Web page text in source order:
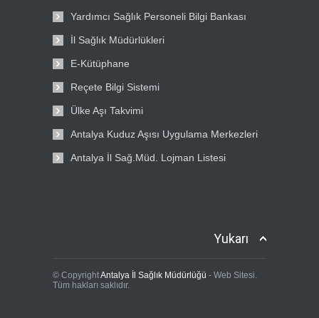
Yardımcı Sağlık Personeli Bilgi Bankası
İl Sağlık Müdürlükleri
E-Kütüphane
Reçete Bilgi Sistemi
Ülke Aşı Takvimi
Antalya Kuduz Aşısı Uygulama Merkezleri
Antalya İl Sağ.Müd. Lojman Listesi
Yukarı
© CopyrightAntalya İl Sağlık Müdürlüğü - Web Sitesi.
Tüm hakları saklıdır.